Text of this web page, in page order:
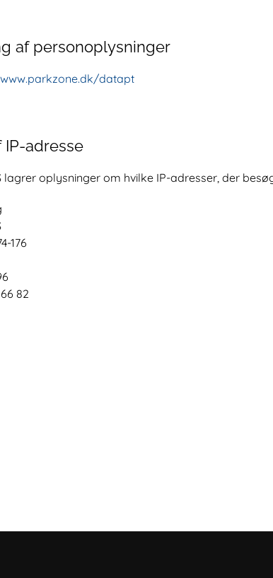
af personoplysninger
www.parkzone.dk/datapt
IP-adresse
lagrer oplysninger om hvilke IP-adresser, der
176
82